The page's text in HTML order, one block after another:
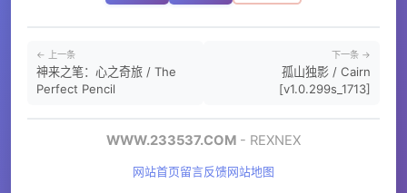
← 上一条
神来之笔：心之奇旅 / The
Perfect Pencil
下一条 →
孤山独影 / Cairn
[v1.0.299s_1713]
WWW.233537.COM - REXNEX
网站首页留言反馈网站地图